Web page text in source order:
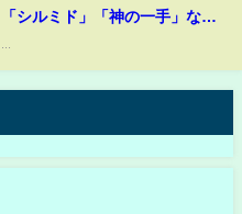
「シルミド」「神の一手」など
別れ🇰🇷